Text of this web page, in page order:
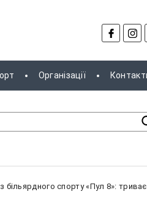
Організації
більярдного спорту «Пул 8»: триває